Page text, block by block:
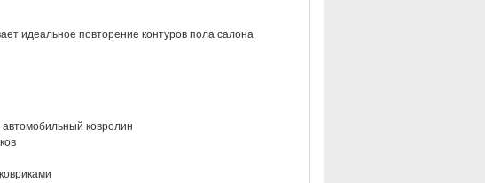
идеальное повторение контуров пола салона
ковролин